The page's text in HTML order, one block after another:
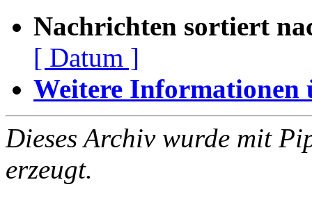
Nachrichten sortiert
[ Datum ]
Weitere Informationen
Dieses Archiv wurde mit
erzeugt.